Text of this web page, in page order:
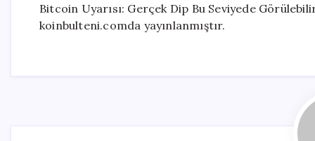
Bitcoin Uyarısı: Gerçek Dip Bu Seviyede
koinbulteni.comda yayınlanmıştır.